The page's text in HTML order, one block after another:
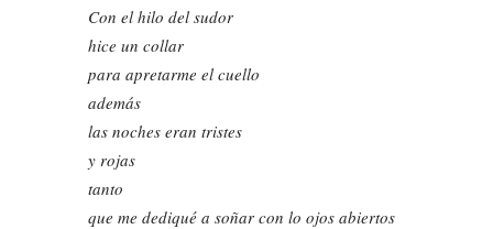
Con el hilo del sudor
hice un collar
para apretarme el cuello
además
las noches eran tristes
y rojas
tanto
que me dediqué a soñar con lo ojos abiertos